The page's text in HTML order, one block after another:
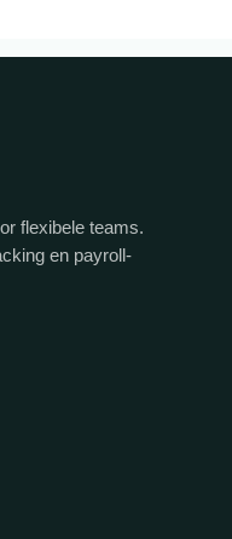
flexibele teams.
en payroll-